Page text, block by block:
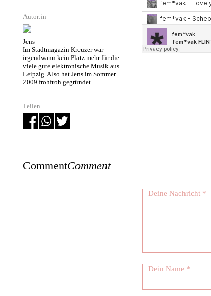
Autor:in
Jens
Im Stadtmagazin Kreuzer war
irgendwann kein Platz mehr für die
viele gute elektronische Musik aus
Leipzig. Also hat Jens im Sommer
2009 frohfroh gegründet.
Teilen
CommentComment